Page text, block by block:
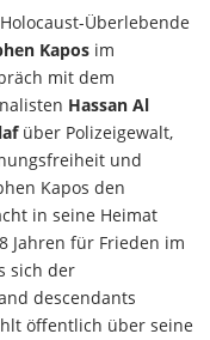
Überlebende
Kapos im
mit dem
Hassan Al
über Polizeigewalt,
und
Kapos den
in seine Heimat
Jahren für Frieden im
sich der
descendants
öffentlich über seine